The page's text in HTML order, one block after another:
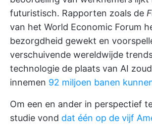
futuristisch. Rapporten zoals de
van het World Economic Forum
bezorgdheid gewekt en
verschuivende wereldwijde
technologie de plaats van AI
innemen 92 miljoen banen
Om een en ander in perspectief
studie vond dat één op de vijf